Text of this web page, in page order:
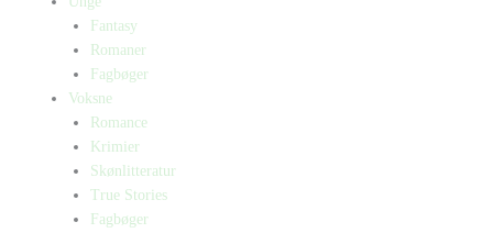
Fantasy
Romaner
Fagbøger
Voksne
Romance
Krimier
Skønlitteratur
True Stories
Fagbøger